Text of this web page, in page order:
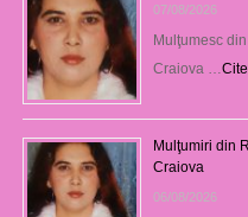
07/08/2026
Mulţumesc
Craiova …
Mulţumiri din
Craiova
06/08/2026